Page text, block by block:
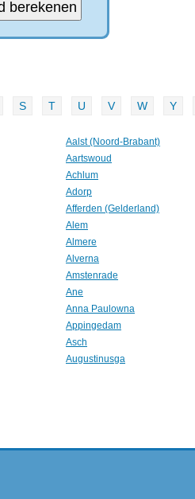
S T U V W Y
Aalst (Noord-Brabant)
Aartswoud
Achlum
Adorp
Afferden (Gelderland)
Alem
Almere
Alverna
Amstenrade
Ane
Anna Paulowna
Appingedam
Asch
Augustinusga